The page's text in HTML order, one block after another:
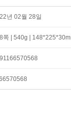
년 02월 28일
쪽 | 540g |